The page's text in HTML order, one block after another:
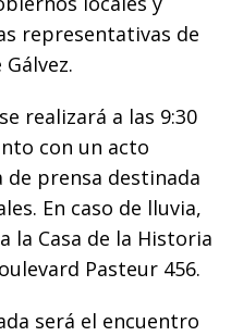
representativas de
realizará a las 9:30
con un acto
prensa destinada
En caso de lluvia,
la Casa de la Historia
Pasteur 456.
será el encuentro